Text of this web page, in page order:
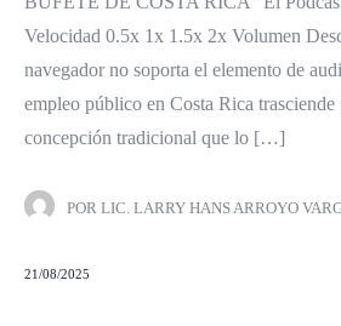
Velocidad 0.5x 1x 1.5x 2x Volumen
navegador no soporta el elemento de
empleo público en Costa Rica trasciende
concepción tradicional que lo […]
POR LIC. LARRY HANS ARROYO
21/08/2025